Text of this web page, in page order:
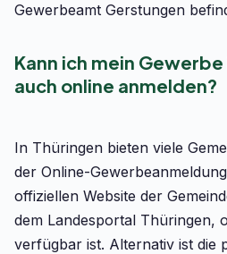
Gewerbeamt Gerstungen
Kann ich mein
auch online anmelden?
In Thüringen bieten viele
der Online-
offiziellen Website der
dem Landesportal Thüringen,
verfügbar ist. Alternativ ist die